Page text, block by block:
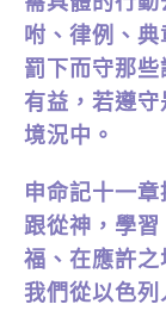
咐、律例、
罰下而守那
有益，若遵
境況中。
申命記十一
跟從神，學
福、在應許之
我們從以色列